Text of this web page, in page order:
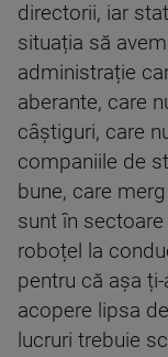
directorii, iar
situația să
administrație
aberante, care
câștiguri, care
companiile de
bune, care
sunt în
roboțel la
pentru că așa
acopere lipsa
lucruri trebuie